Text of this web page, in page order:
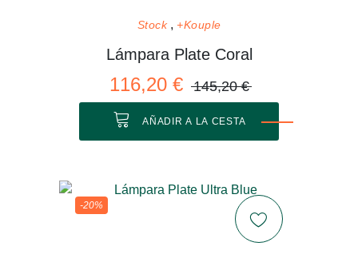
Stock +Kouple
Lámpara Plate Coral
116,20 € 145,20 €
AÑADIR A LA CESTA
-20%